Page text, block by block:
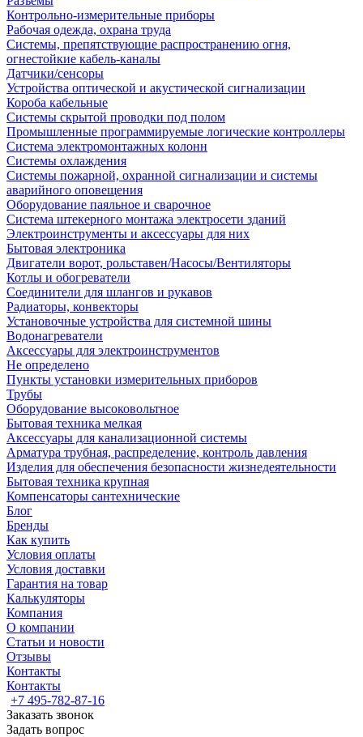
Контрольно-измерительные приборы
Рабочая одежда, охрана труда
Системы, препятствующие распространению огня,
огнестойкие кабель-каналы
Датчики/сенсоры
Устройства оптической и акустической сигнализации
Короба кабельные
Системы скрытой проводки под полом
Промышленные программируемые логические контроллеры
Система электромонтажных колонн
Системы охлаждения
Системы пожарной, охранной сигнализации и системы
аварийного оповещения
Оборудование паяльное и сварочное
Система штекерного монтажа электросети зданий
Электроинструменты и аксессуары для них
Бытовая электроника
Двигатели ворот, рольставен/Насосы/Вентиляторы
Котлы и обогреватели
Соединители для шлангов и рукавов
Радиаторы, конвекторы
Установочные устройства для системной шины
Водонагреватели
Аксессуары для электроинструментов
Не определено
Пункты установки измерительных приборов
Трубы
Оборудование высоковольтное
Бытовая техника мелкая
Аксессуары для канализационной системы
Арматура трубная, распределение, контроль давления
Изделия для обеспечения безопасности жизнедеятельности
Бытовая техника крупная
Компенсаторы сантехнические
Блог
Бренды
Как купить
Условия оплаты
Условия доставки
Гарантия на товар
Калькуляторы
Компания
О компании
Статьи и новости
Отзывы
Контакты
Контакты
+7 495-782-87-16
Заказать звонок
Задать вопрос